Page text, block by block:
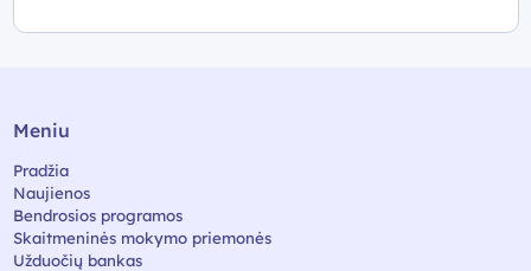
Meniu
Pradžia
Naujienos
Bendrosios programos
Skaitmeninės mokymo priemonės
Užduočių bankas